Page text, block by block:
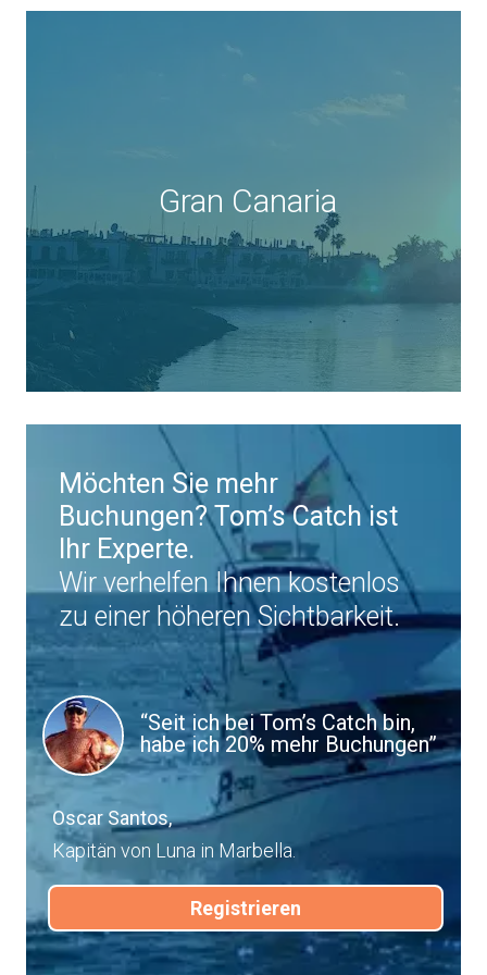
Gran Canaria
Möchten Sie mehr
Buchungen? Tom’s Catch ist
Ihr Experte.
Wir verhelfen Ihnen kostenlos
zu einer höheren Sichtbarkeit.
“Seit ich bei Tom’s Catch bin,
habe ich 20% mehr Buchungen”
Oscar Santos,
Kapitän von Luna in Marbella.
Registrieren